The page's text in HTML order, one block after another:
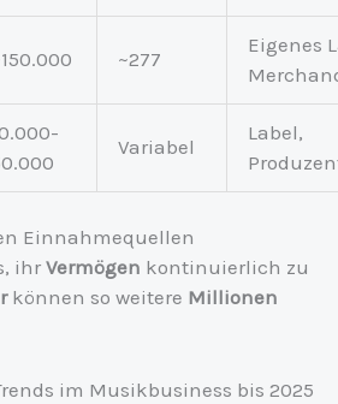
~277
Eigenes
Variabel
Label,
Einnahmequellen
ihr Vermögen kontinuierlich zu
können so weitere Millionen
im Musikbusiness bis 2025